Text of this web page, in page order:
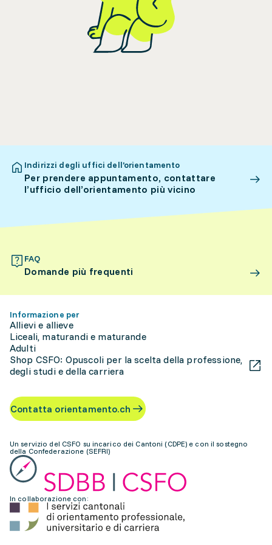
Indirizzi degli uffici dell’orientamento
Per prendere appuntamento, contattare
l’ufficio dell’orientamento più vicino
FAQ
Domande più frequenti
Informazione per
Allievi e allieve
Liceali, maturandi e maturande
Adulti
Shop CSFO: Opuscoli per la scelta della professione,
degli studi e della carriera
Contatta orientamento.ch
Un servizio del CSFO su incarico dei Cantoni (CDPE) e con il sostegno
della Confederazione (SEFRI)
In collaborazione con: